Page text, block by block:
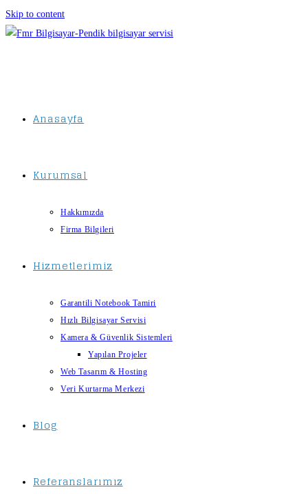
Skip to content
Anasayfa
Kurumsal
Hakkımızda
Firma Bilgileri
Hizmetlerimiz
Garantili Notebook Tamiri
Hızlı Bilgisayar Servisi
Kamera & Güvenlik Sistemleri
Yapılan Projeler
Web Tasarım & Hosting
Veri Kurtarma Merkezi
Blog
Referanslarımız